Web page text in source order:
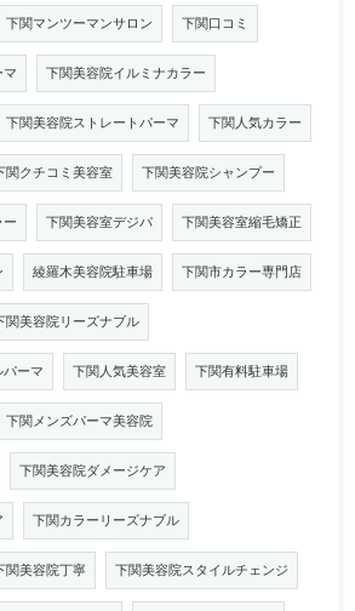
下関マンツーマンサロン 下関口コミ
マ 下関美容院イルミナカラー
下関美容院ストレートパーマ 下関人気カラー
関クチコミ美容室 下関美容院シャンプー
ー 下関美容室デジパ 下関美容室縮毛矯正
綾羅木美容院駐車場 下関市カラー専門店
関美容院リーズナブル
ーマ 下関人気美容室 下関有料駐車場
下関メンズパーマ美容院
下関美容院ダメージケア
下関カラーリーズナブル
関美容院丁寧 下関美容院スタイルチェンジ